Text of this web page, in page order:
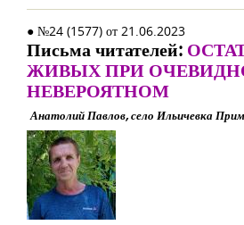
● №24 (1577) от 21.06.2023
Письма читателей:
ЖИВЫХ ПРИ
НЕВЕРОЯТНОМ
Анатолий Павлов, село Ильичевка